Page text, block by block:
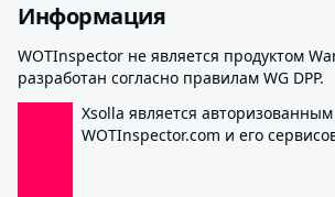
Информация
WOTInspector не является продуктом
разработан согласно правилам WG DPP.
Xsolla является
WOTInspector.com и его